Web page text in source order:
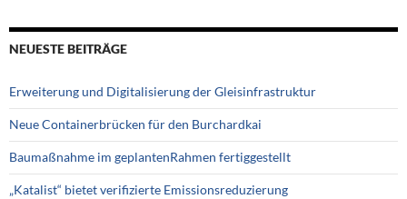
NEUESTE BEITRÄGE
Erweiterung und Digitalisierung der Gleisinfrastruktur
Neue Containerbrücken für den Burchardkai
Baumaßnahme im geplantenRahmen fertiggestellt
„Katalist“ bietet verifizierte Emissionsreduzierung